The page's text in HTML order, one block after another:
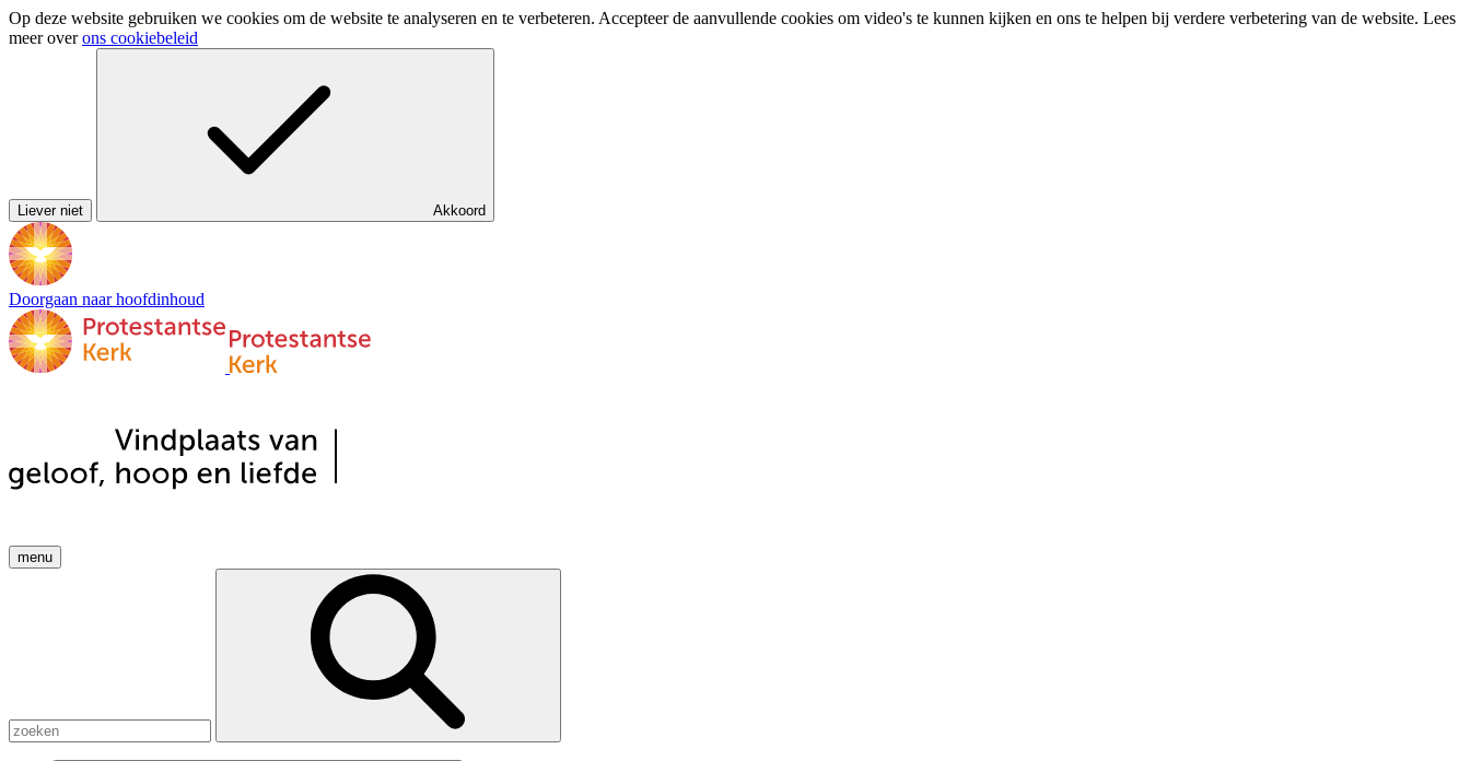
Op deze website gebruiken we cookies om de website te analyseren en te verbeteren. Accepteer de aanvullende cookies om video's te kunnen kijken en ons te helpen bij verdere verbetering van de website. Lees
meer overons cookiebeleid
Liever niet Akkoord
Doorgaan naar hoofdinhoud
menu